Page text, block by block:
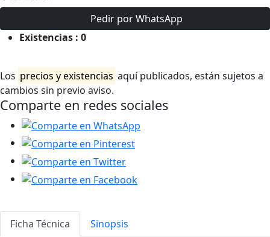
Pedir por WhatsApp
Existencias : 0
Los precios y existencias aquí publicados, están sujetos a
cambios sin previo aviso.
Comparte en redes sociales
Ficha Técnica
Sinopsis